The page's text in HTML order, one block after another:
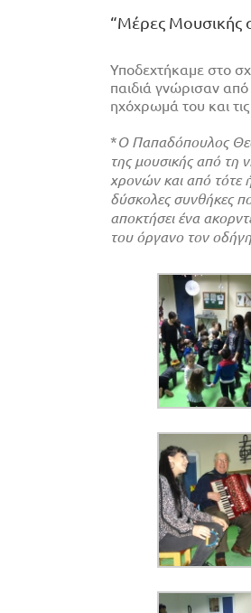
“Μέρες Μουσικής
Υποδεχτήκαμε στο
παιδιά γνώρισαν
ηχόχρωμά του και
*Ο Παπαδόπουλος
της μουσικής από τη
χρονών και από τότε
δύσκολες συνθήκες
αποκτήσει ένα
του όργανο τον